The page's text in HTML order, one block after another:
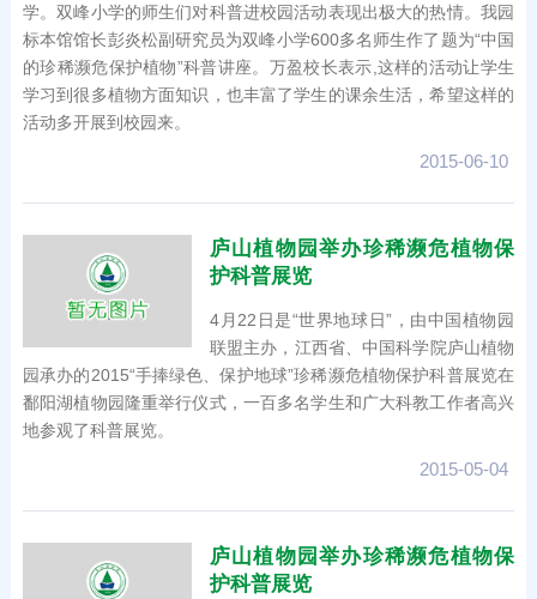
学。双峰小学的师生们对科普进校园活动表现出极大的热情。我园
标本馆馆长彭炎松副研究员为双峰小学600多名师生作了题为“中国
的珍稀濒危保护植物”科普讲座。万盈校长表示,这样的活动让学生
学习到很多植物方面知识，也丰富了学生的课余生活，希望这样的
活动多开展到校园来。
2015-06-10
庐山植物园举办珍稀濒危植物保
护科普展览
4月22日是“世界地球日”，由中国植物园
联盟主办，江西省、中国科学院庐山植物
园承办的2015“手捧绿色、保护地球”珍稀濒危植物保护科普展览在
鄱阳湖植物园隆重举行仪式，一百多名学生和广大科教工作者高兴
地参观了科普展览。
2015-05-04
庐山植物园举办珍稀濒危植物保
护科普展览